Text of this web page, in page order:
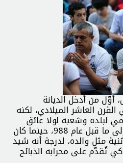
أوّل من أدخل الديانة
العاشر الميلادي، لكنه
لبلده وشعبه لولا عائق
واحد.تعود جذور القصة إلى ما قبل عام 988، حينما كان
مثل والده، لدرجة أنه شيد
كي تُقدّم على محرابه الذبائح